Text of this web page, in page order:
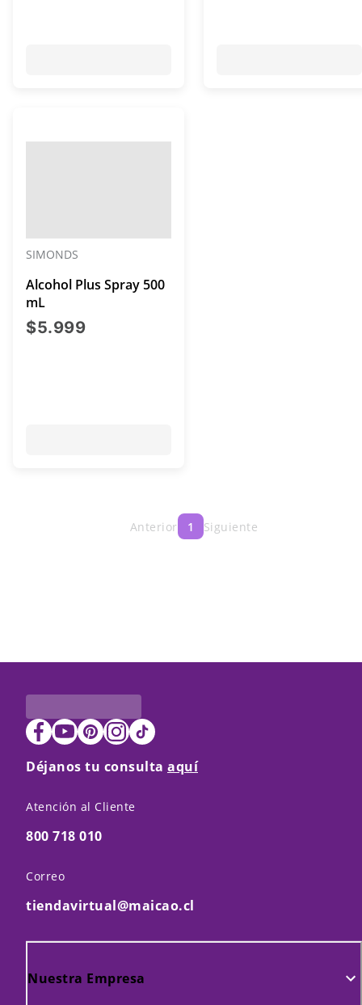
SIMONDS
Alcohol Plus Spray 500
mL
$5.999precio actual $5.999
Anterior 1 Siguiente
Déjanos tu consulta aquí
Atención al Cliente
800 718 010
Correo
tiendavirtual@maicao.cl
Nuestra Empresa